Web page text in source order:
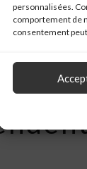
personnalisées.
comportement de
consentement